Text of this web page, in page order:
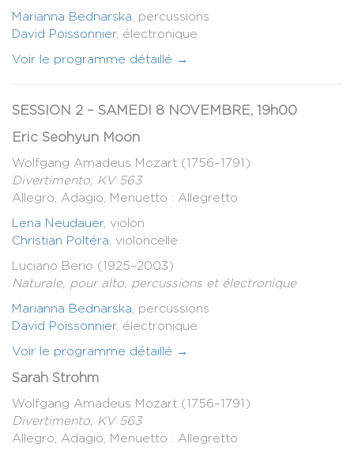
Marianna Bednarska, percussions
David Poissonnier, électronique
Voir le programme détaillé →
SESSION 2 – SAMEDI 8 NOVEMBRE, 19h00
Eric Seohyun Moon
Wolfgang Amadeus Mozart (1756–1791)
Divertimento, KV 563
Allegro, Adagio, Menuetto : Allegretto
Lena Neudauer, violon
Christian Poltéra, violoncelle
Luciano Berio (1925–2003)
Naturale, pour alto, percussions et électronique
Marianna Bednarska, percussions
David Poissonnier, électronique
Voir le programme détaillé →
Sarah Strohm
Wolfgang Amadeus Mozart (1756–1791)
Divertimento, KV 563
Allegro, Adagio, Menuetto : Allegretto